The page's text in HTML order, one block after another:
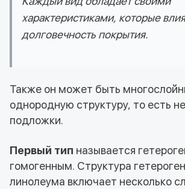
характеристиками, которые
долговечность покрытия.
Также он может быть
однородную структуру, то есть
подложки.
Первый тип называется
гомогенным. Структура
линолеума включает несколько